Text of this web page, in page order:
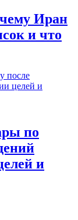
Иран
и что
по
и